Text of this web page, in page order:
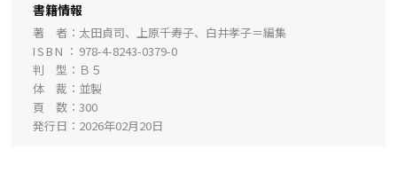
書籍情報
著 者
太田貞司、上原千寿子、白井孝子＝編集
ISBN
978-4-8243-0379-0
判 型
Ｂ５
体 裁
並製
頁 数
300
発行日
2026年02月20日